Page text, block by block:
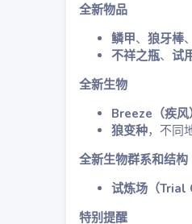
全新物品
鳞甲、 狼牙棒、
不祥之瓶、 试
全新生物
Breeze（疾风）
狼变种，不同
全新生物群系和结构
试炼场（Trial
特别提醒